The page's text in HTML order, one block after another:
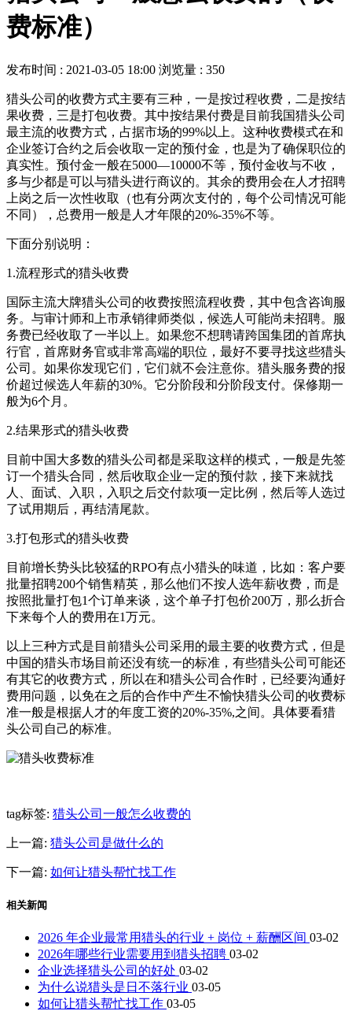
费标准）
发布时间 : 2021-03-05 18:00 浏览量 : 350
猎头公司的收费方式主要有三种，一是按过程收费，二是按结
果收费，三是打包收费。其中按结果付费是目前我国猎头公司
最主流的收费方式，占据市场的99%以上。这种收费模式在和
企业签订合约之后会收取一定的预付金，也是为了确保职位的
真实性。预付金一般在5000—10000不等，预付金收与不收，
多与少都是可以与猎头进行商议的。其余的费用会在人才招聘
上岗之后一次性收取（也有分两次支付的，每个公司情况可能
不同），总费用一般是人才年限的20%-35%不等。
下面分别说明：
1.流程形式的猎头收费
国际主流大牌猎头公司的收费按照流程收费，其中包含咨询服
务。与审计师和上市承销律师类似，候选人可能尚未招聘。服
务费已经收取了一半以上。如果您不想聘请跨国集团的首席执
行官，首席财务官或非常高端的职位，最好不要寻找这些猎头
公司。如果你发现它们，它们就不会注意你。猎头服务费的报
价超过候选人年薪的30%。它分阶段和分阶段支付。保修期一
般为6个月。
2.结果形式的猎头收费
目前中国大多数的猎头公司都是采取这样的模式，一般是先签
订一个猎头合同，然后收取企业一定的预付款，接下来就找
人、面试、入职，入职之后交付款项一定比例，然后等人选过
了试用期后，再结清尾款。
3.打包形式的猎头收费
目前增长势头比较猛的RPO有点小猎头的味道，比如：客户要
批量招聘200个销售精英，那么他们不按人选年薪收费，而是
按照批量打包1个订单来谈，这个单子打包价200万，那么折合
下来每个人的费用在1万元。
以上三种方式是目前猎头公司采用的最主要的收费方式，但是
中国的猎头市场目前还没有统一的标准，有些猎头公司可能还
有其它的收费方式，所以在和猎头公司合作时，已经要沟通好
费用问题，以免在之后的合作中产生不愉快猎头公司的收费标
准一般是根据人才的年度工资的20%-35%,之间。具体要看猎
头公司自己的标准。
tag标签: 猎头公司一般怎么收费的
上一篇: 猎头公司是做什么的
下一篇: 如何让猎头帮忙找工作
相关新闻
2026 年企业最常用猎头的行业 + 岗位 + 薪酬区间 03-02
2026年哪些行业需要用到猎头招聘 03-02
企业选择猎头公司的好处 03-02
为什么说猎头是日不落行业 03-05
如何让猎头帮忙找工作 03-05